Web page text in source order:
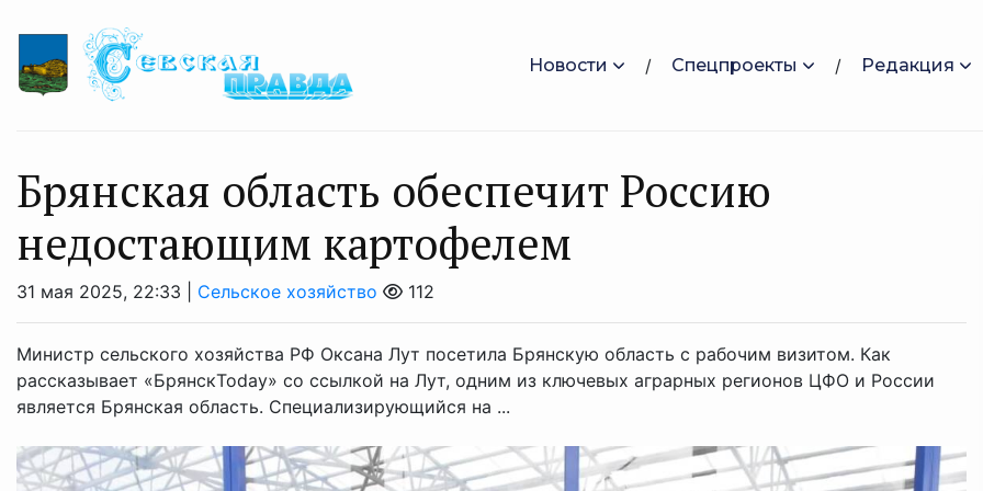
Новости Спецпроекты Редакция
Брянская область обеспечит Россию
недостающим картофелем
31 мая 2025, 22:33 | Сельское хозяйство 112
Министр сельского хозяйства РФ Оксана Лут посетила Брянскую область с рабочим визитом. Как
рассказывает «БрянскToday» со ссылкой на Лут, одним из ключевых аграрных регионов ЦФО и России
является Брянская область. Специализирующийся на ...